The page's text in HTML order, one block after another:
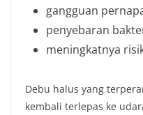
gangguan
penyebaran
meningkatnya
Debu halus yang
kembali terlepas ke